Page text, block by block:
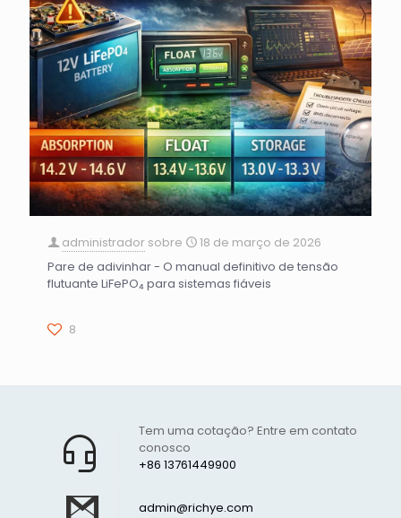
administrador sobre
18 de março de 2026
Pare de adivinhar - O manual definitivo de tensão
flutuante LiFePO₄ para sistemas fiáveis
8
+86 13761449900
Tem uma cotação? Entre em contato
conosco
admin@richye.com